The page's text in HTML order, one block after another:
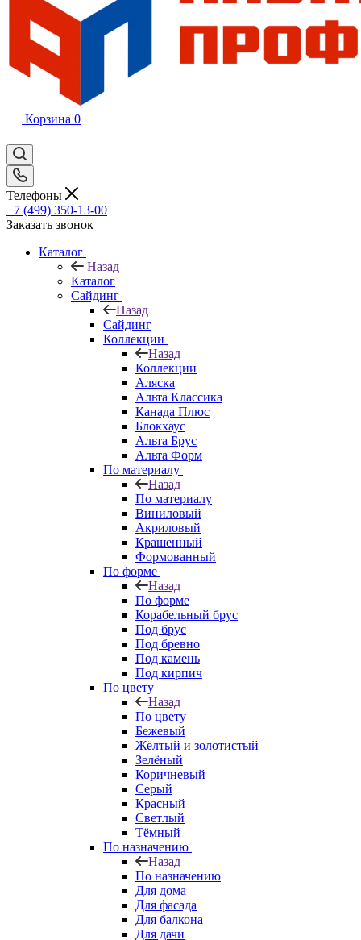
Корзина 0
Телефоны
+7 (499) 350-13-00
Заказать звонок
Каталог
Назад
Каталог
Сайдинг
Назад
Сайдинг
Коллекции
Назад
Коллекции
Аляска
Альта Классика
Канада Плюс
Блокхаус
Альта Брус
Альта Форм
По материалу
Назад
По материалу
Виниловый
Акриловый
Крашенный
Формованный
По форме
Назад
По форме
Корабельный брус
Под брус
Под бревно
Под камень
Под кирпич
По цвету
Назад
По цвету
Бежевый
Жёлтый и золотистый
Зелёный
Коричневый
Серый
Красный
Светлый
Тёмный
По назначению
Назад
По назначению
Для дома
Для фасада
Для балкона
Для дачи